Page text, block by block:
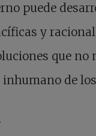
puede
y
que no
de